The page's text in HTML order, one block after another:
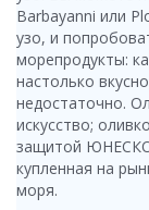
Barbayanni или
узо, и
морепродукты:
настолько
недостаточно.
искусство;
защитой
купленная на
моря.